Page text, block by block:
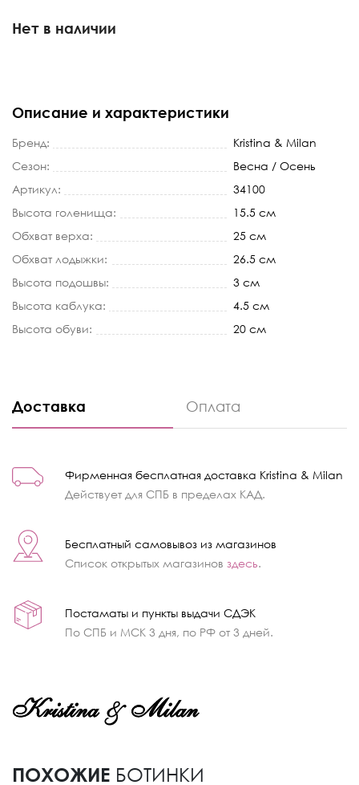
Нет в наличии
Описание и характеристики
Бренд:
Kristina & Milan
Сезон:
Весна / Осень
Артикул:
34100
Высота голенища:
15.5 см
Обхват верха:
25 см
Обхват лодыжки:
26.5 см
Высота подошвы:
3 см
Высота каблука:
4.5 см
Высота обуви:
20 см
Доставка Оплата
Фирменная бесплатная доставка Kristina & Milan
Действует для СПБ в пределах КАД.
Бесплатный самовывоз из магазинов
Список открытых магазинов здесь.
Постаматы и пункты выдачи СДЭК
По СПБ и МСК 3 дня, по РФ от 3 дней.
ПОХОЖИЕ БОТИНКИ